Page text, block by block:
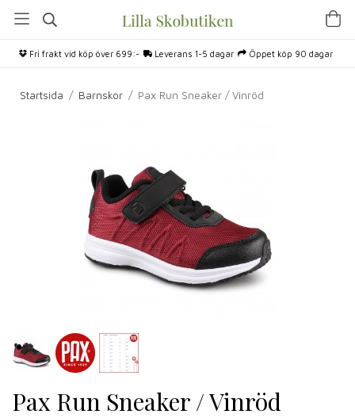
Fri frakt vid köp över 699:- Leverans 1-5 dagar Öppet köp 90 dagar
Startsida / Barnskor / Pax Run Sneaker / Vinröd
Pax Run Sneaker / Vinröd